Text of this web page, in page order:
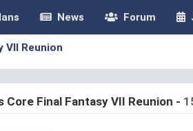
News Forum
VII Reunion
Core Final Fantasy VII Reunion -